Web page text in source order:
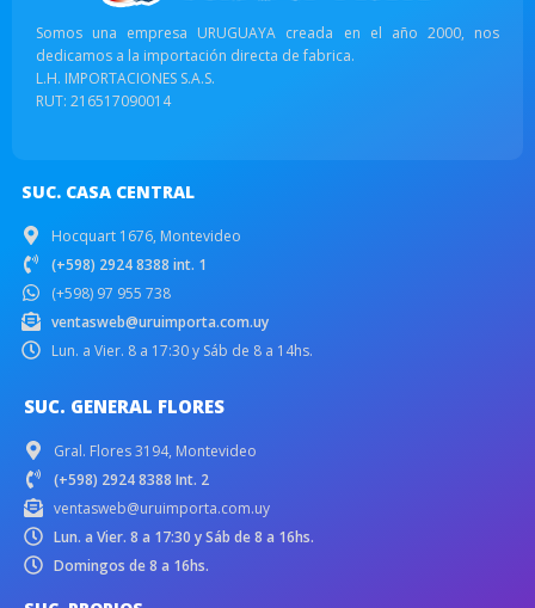
Somos una empresa URUGUAYA creada en el año 2000, nos
dedicamos a la importación directa de fabrica.
L.H. IMPORTACIONES S.A.S.
RUT: 216517090014
SUC. CASA CENTRAL
Hocquart 1676, Montevideo
(+598) 2924 8388 int. 1
(+598) 97 955 738
ventasweb@uruimporta.com.uy
Lun. a Vier. 8 a 17:30 y Sáb de 8 a 14hs.
SUC. GENERAL FLORES
Gral. Flores 3194, Montevideo
(+598) 2924 8388 Int. 2
ventasweb@uruimporta.com.uy
Lun. a Vier. 8 a 17:30 y Sáb de 8 a 16hs.
Domingos de 8 a 16hs.